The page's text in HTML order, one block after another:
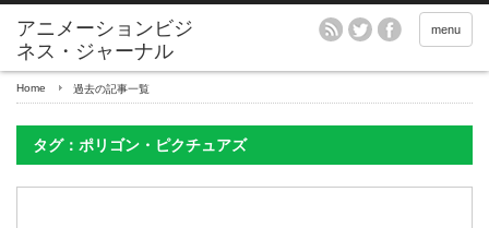
アニメーションビジ
ネス・ジャーナル
menu
Home 過去の記事一覧
タグ：ポリゴン・ピクチュアズ